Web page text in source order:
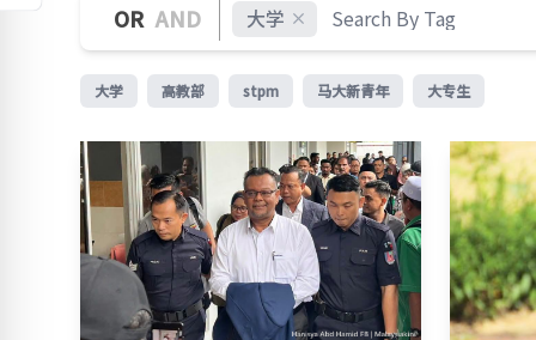
OR AND 大学
大学 高教部 stpm 马大新青年 大专生